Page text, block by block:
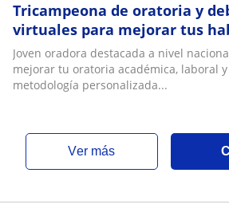
Tricampeona de oratoria y
virtuales para mejorar tus
blandas e impulsar tu vida
académica
Joven oradora destacada a nivel
mejorar tu oratoria académica, laboral y
metodología personalizada...
ver más